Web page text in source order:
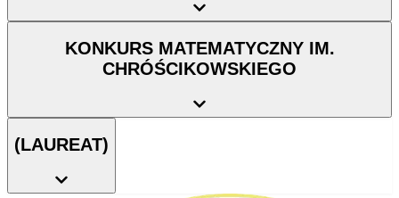
KONKURS MATEMATYCZNY IM.
CHRÓŚCIKOWSKIEGO
(LAUREAT)